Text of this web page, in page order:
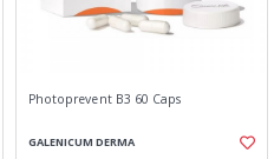
Photoprevent B3 60 Caps
GALENICUM DERMA